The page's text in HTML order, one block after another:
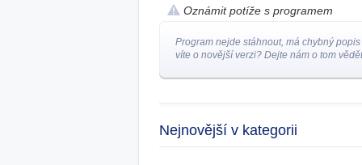
Oznámit potíže s programem
Program nejde stáhnout, má chybný
víte o novější verzi? Dejte nám o tom
Nejnovější v kategorii